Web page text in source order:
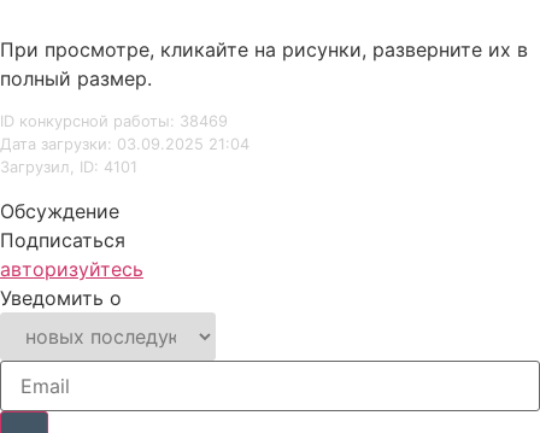
При просмотре, кликайте на рисунки, разверните их в
полный размер.
ID конкурсной работы: 38469
Дата загрузки: 03.09.2025 21:04
Загрузил, ID: 4101
Обсуждение
Подписаться
авторизуйтесь
Уведомить о